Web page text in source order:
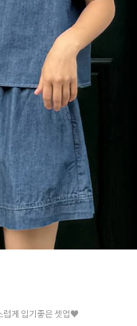
럽게 입기좋은 셋업♥